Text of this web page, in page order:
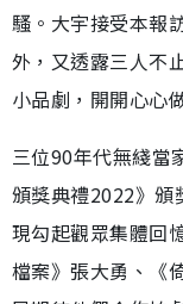
騷。大宇接受本報
外，又透露三人不
小品劇，開開心心
三位90年代無綫當
頒獎典禮2022》頒
現勾起觀眾集體回
檔案》張大勇、《